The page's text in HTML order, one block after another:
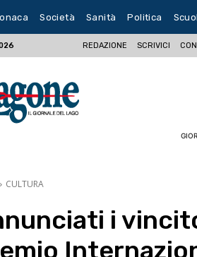
Società Sanità Politica
REDAZIONE SCRIVICI
CULTURA
i